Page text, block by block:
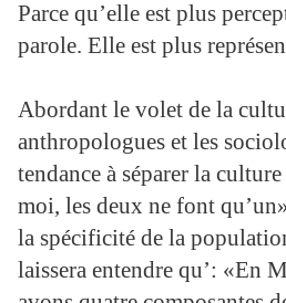
Parce qu’elle est plus
parole. Elle est plus
Abordant le volet de la
anthropologues et les
tendance à séparer la
moi, les deux ne font
la spécificité de la
laissera entendre qu’: «En